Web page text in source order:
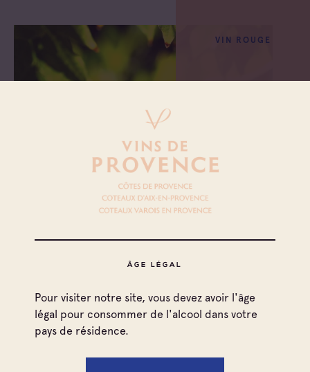
ÂGE LÉGAL
Pour visiter notre site, vous devez avoir l'âge
légal pour consommer de l'alcool dans votre
pays de résidence.
VIN ROUGE
Ingrédients